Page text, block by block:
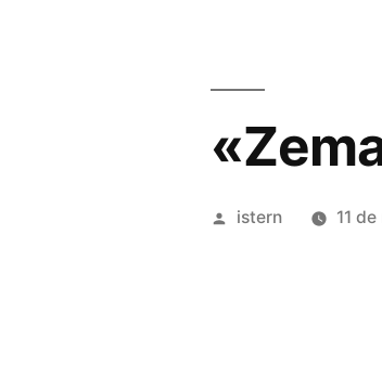
Publicado
istern 11